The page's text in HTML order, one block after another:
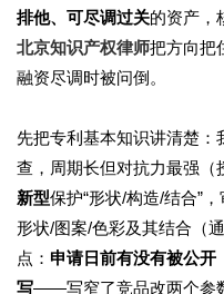
排他、可尽调过关的资产，
北京知识产权律师把方向把
融资尽调时被问倒。
先把专利基本知识讲清楚：
查，周期长但对抗力最强（
新型保护“形状/构造/结合”
形状/图案/色彩及其结合（
点： 申请日前有没有被公开
写——写窄了竞品改两个参